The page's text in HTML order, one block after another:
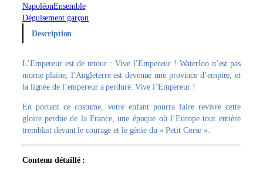
n
t
t
a
p
o
o
NapoléonEnsemble
Déguisement garçon
Description
L’Empereur est de retour : Vive l’Empereur ! Waterloo n’est pas
morne plaine, l’Angleterre est devenue une province d’empire, et
la lignée de l’empereur a perduré. Vive l’Empereur !
En portant ce costume, votre enfant pourra faire revivre cette
gloire perdue de la France, une époque où l’Europe tout entière
tremblait devant le courage et le génie du « Petit Corse ».
Contenu détaillé :